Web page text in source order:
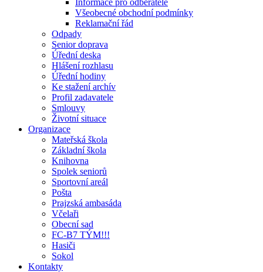
Informace pro odběratele
Všeobecné obchodní podmínky
Reklamační řád
Odpady
Senior doprava
Úřední deska
Hlášení rozhlasu
Úřední hodiny
Ke stažení archív
Profil zadavatele
Smlouvy
Životní situace
Organizace
Mateřská škola
Základní škola
Knihovna
Spolek seniorů
Sportovní areál
Pošta
Prajzská ambasáda
Včelaři
Obecní sad
FC-B7 TÝM!!!
Hasiči
Sokol
Kontakty